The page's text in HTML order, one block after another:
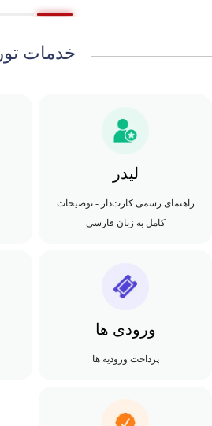
خدمات تور
لیدر
راهنمای رسمی کارت‌دار - توضیحات
کامل به زبان فارسی
ورودی ها
پرداخت ورودیه ها